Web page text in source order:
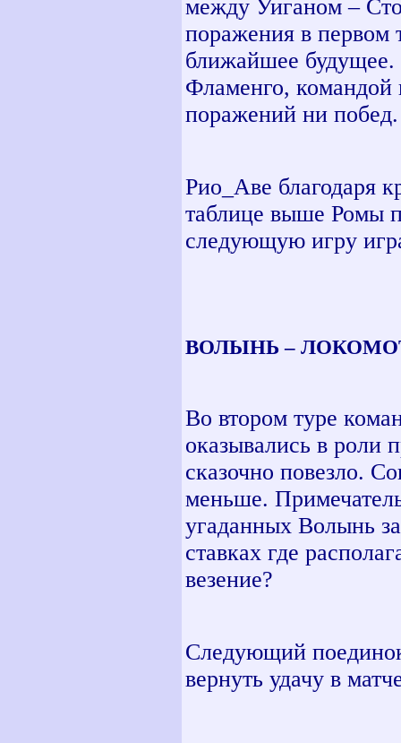
между Уиганом –
поражения в первом
ближайшее
Фламенго, командой
поражений ни побед.
Рио_Аве благодаря
таблице выше Ромы
следующую игру
ВОЛЫНЬ –
Во втором туре
оказывались в роли
сказочно повезло.
меньше.
угаданных Волынь
ставках где
везение?
Следующий
вернуть удачу в